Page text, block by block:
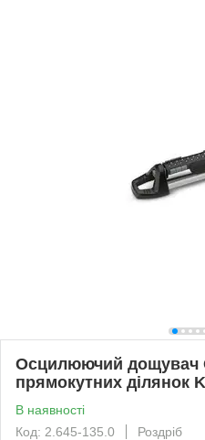
Осцилюючий дощувач
прямокутних ділянок
В наявності
Код: 2.645-135.0
Роздріб